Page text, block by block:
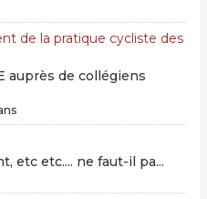
de la pratique cycliste des
auprès de collégiens
etc etc.... ne faut-il pa...